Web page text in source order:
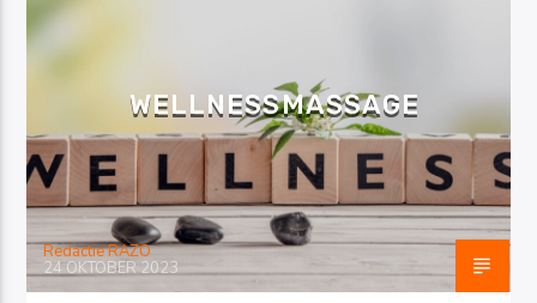
WELLNESSMASSAGE
Redactie RAZO
24 OKTOBER 2023